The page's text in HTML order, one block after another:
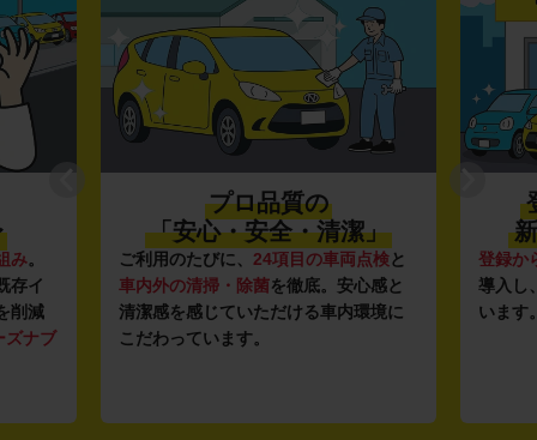
み。
存イ
削減
ズナブ
プロ品質の
「安心・安全・清潔」
ご利用のたびに、 24項目の車両点検と
車内外の清掃・除菌を徹底。安心感と
清潔感を感じていただける車内環境に
こだわっています。
登録か
導入し
います